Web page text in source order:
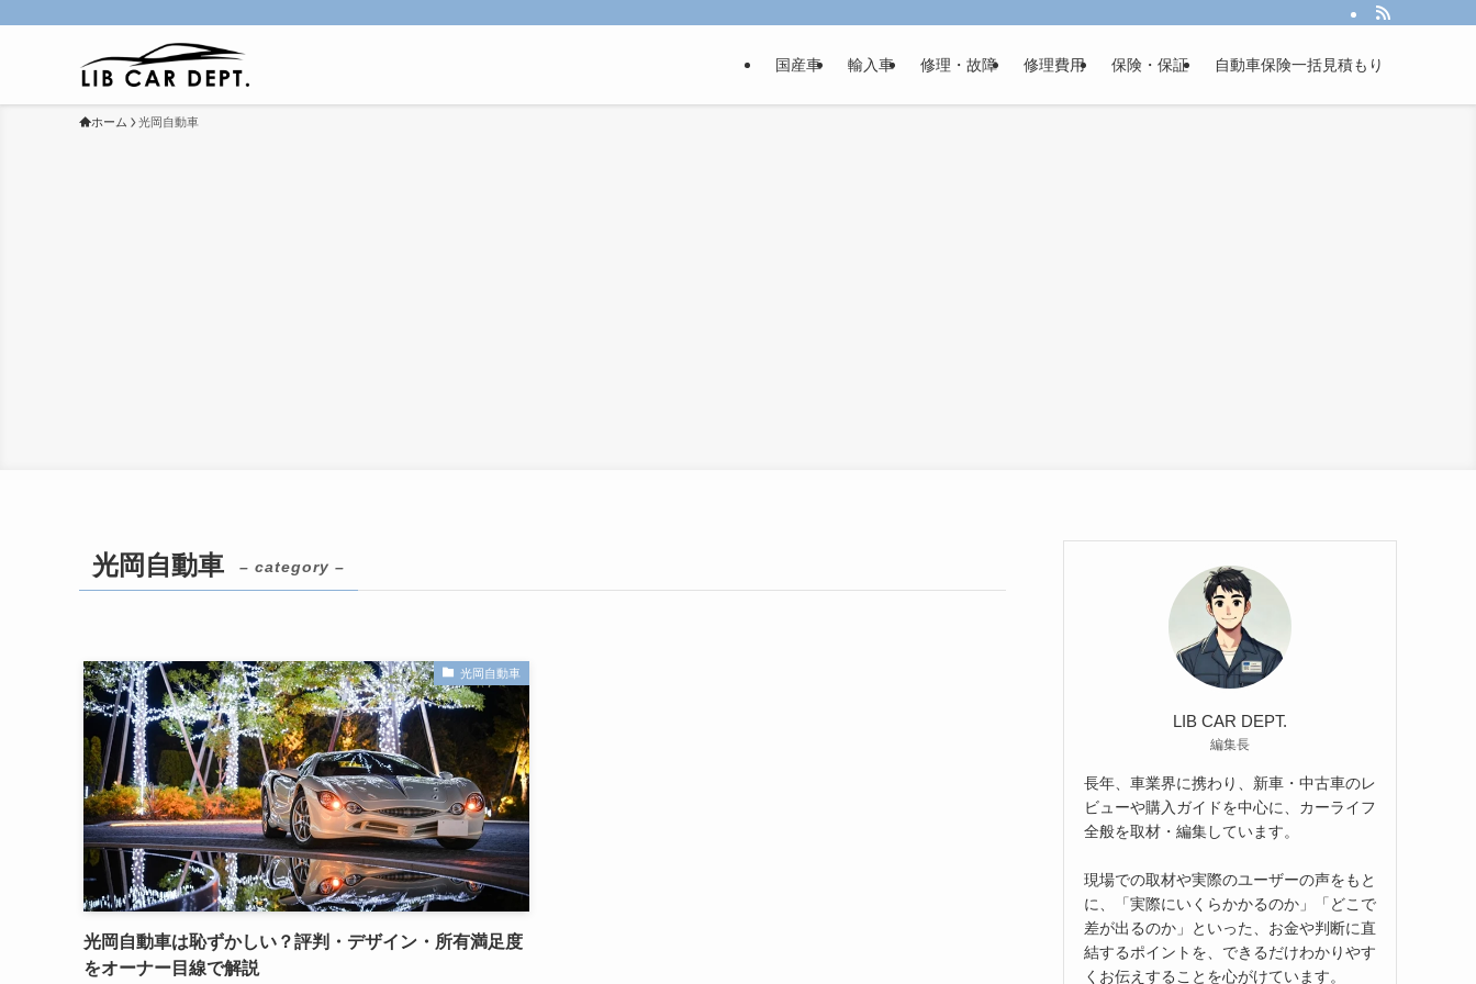
国産車 輸入車 修理・故障 修理費用 保険・保証 自動車保険一括見積もり
ホーム 光岡自動車
光岡自動車 – category –
光岡自動車
光岡自動車は恥ずかしい？評判・デザイン・所有満足度
をオーナー目線で解説
LIB CAR DEPT.
編集長
長年、車業界に携わり、新車・中古車のレ
ビューや購入ガイドを中心に、カーライフ
全般を取材・編集しています。
現場での取材や実際のユーザーの声をもと
に、「実際にいくらかかるのか」「どこで
差が出るのか」といった、お金や判断に直
結するポイントを、できるだけわかりやす
くお伝えすることを心がけています。